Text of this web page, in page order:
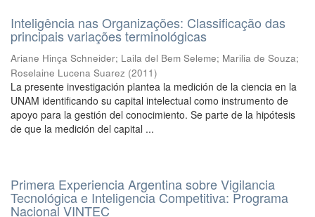
Inteligência nas Organizações: Classificação das
principais variações terminológicas
Ariane Hinça Schneider; Laila del Bem Seleme; Marilia de Souza;
Roselaine Lucena Suarez (2011)
La presente investigación plantea la medición de la ciencia en la
UNAM identificando su capital intelectual como instrumento de
apoyo para la gestión del conocimiento. Se parte de la hipótesis
de que la medición del capital ...
Primera Experiencia Argentina sobre Vigilancia
Tecnológica e Inteligencia Competitiva: Programa
Nacional VINTEC